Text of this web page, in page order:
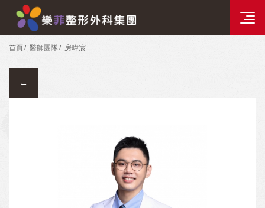
樂菲時尚整形選單
首頁 醫師團隊 房暐宸
←
分院資訊